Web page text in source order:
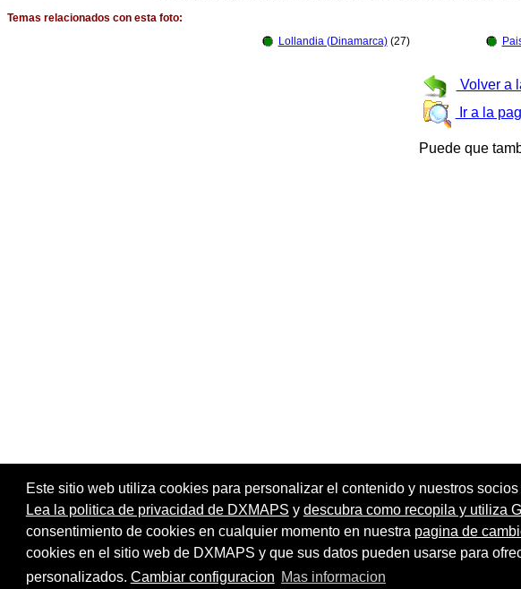
Este sitio web utiliza cookies para personalizar el contenido y nuestros
Lea la politica de privacidad de DXMAPS y descubra como recopila y utiliza
consentimiento de cookies en cualquier momento en nuestra pagina de
cookies en el sitio web de DXMAPS y que sus datos pueden usarse para
personalizados. Cambiar configuracion Mas informacion
Temas relacionados con esta foto:
Lollandia (Dinamarca)(27)
Volver a
Ir a la
Puede que
Compartir: